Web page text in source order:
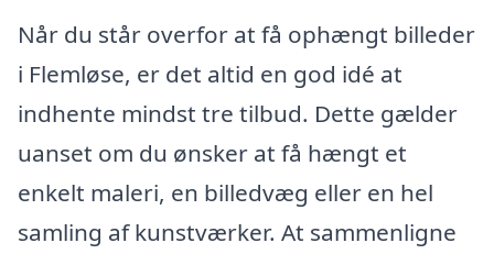
Når du står overfor at få ophængt billeder
i Flemløse, er det altid en god idé at
indhente mindst tre tilbud. Dette gælder
uanset om du ønsker at få hængt et
enkelt maleri, en billedvæg eller en hel
samling af kunstværker. At sammenligne